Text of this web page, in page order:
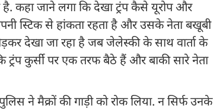
कहा जाने लगा कि देखा ट्रंप कैसे यूरोप और
स्टिक से हांकता रहता है और उसके नेता बखूबी
देखा जा रहा है जब जेलेस्की के साथ वार्ता के
ट्रंप कुर्सी पर एक तरफ बैठे हैं और बाकी सारे नेता
ने मैक्रों की गाड़ी को रोक लिया. न‍ सिर्फ उनके